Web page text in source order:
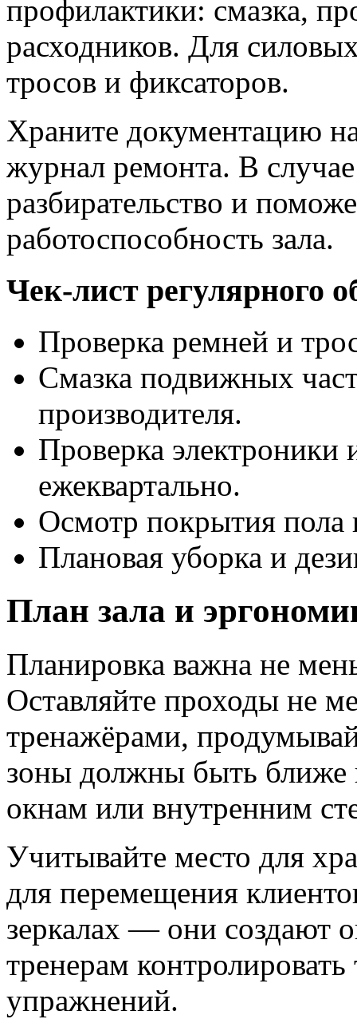
профилактики: смазка,
расходников. Для
тросов и фиксаторов.
Храните документацию
журнал ремонта. В
разбирательство и
работоспособность зала.
Чек‑лист регулярного
Проверка ремней и
Смазка подвижных
производителя.
Проверка
ежеквартально.
Осмотр покрытия
Плановая уборка и
План зала и
Планировка важна не
Оставляйте проходы не
тренажёрами,
зоны должны быть
окнам или внутренним
Учитывайте место для
для перемещения
зеркалах — они создают
тренерам
упражнений.